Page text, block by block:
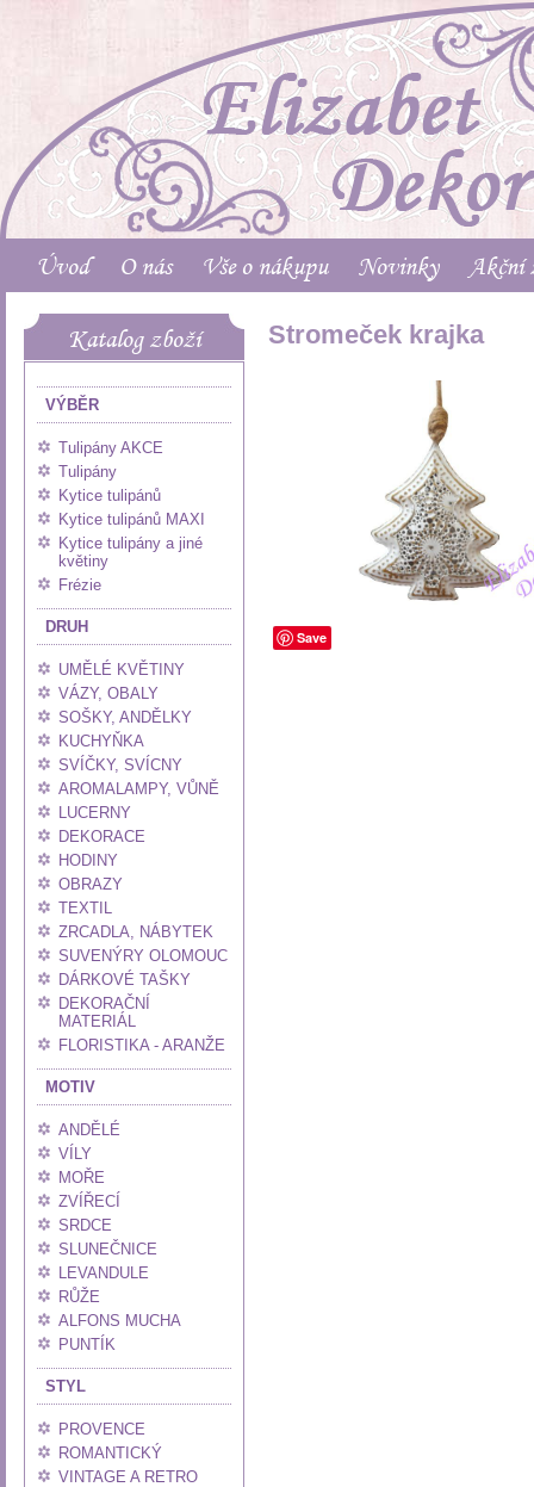
Úvod O nás Vše o nákupu Novinky Akční
Katalog zboží
VÝBĚR
Tulipány AKCE
Tulipány
Kytice tulipánů
Kytice tulipánů MAXI
Kytice tulipány a jiné
květiny
Frézie
DRUH
UMĚLÉ KVĚTINY
VÁZY, OBALY
SOŠKY, ANDĚLKY
KUCHYŇKA
SVÍČKY, SVÍCNY
AROMALAMPY, VŮNĚ
LUCERNY
DEKORACE
HODINY
OBRAZY
TEXTIL
ZRCADLA, NÁBYTEK
SUVENÝRY OLOMOUC
DÁRKOVÉ TAŠKY
DEKORAČNÍ
MATERIÁL
FLORISTIKA - ARANŽE
MOTIV
ANDĚLÉ
VÍLY
MOŘE
ZVÍŘECÍ
SRDCE
SLUNEČNICE
LEVANDULE
RŮŽE
ALFONS MUCHA
PUNTÍK
STYL
PROVENCE
ROMANTICKÝ
VINTAGE A RETRO
Stromeček krajka
Save